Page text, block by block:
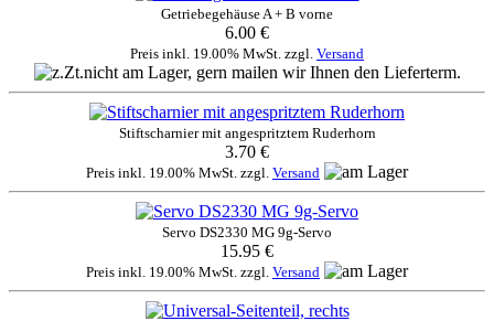
Getriebegehäuse A + B vorne
6.00 €
Preis inkl. 19.00% MwSt. zzgl. Versand
Stiftscharnier mit angespritztem Ruderhorn
3.70 €
Preis inkl. 19.00% MwSt. zzgl. Versand
Servo DS2330 MG 9g-Servo
15.95 €
Preis inkl. 19.00% MwSt. zzgl. Versand